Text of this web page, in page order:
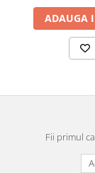
ADAUGA
Fii primul